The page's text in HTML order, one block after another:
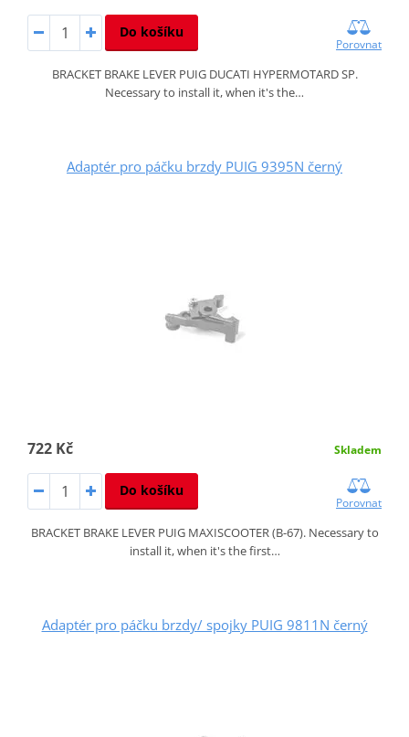
Do košíku
Porovnat
BRACKET BRAKE LEVER PUIG DUCATI HYPERMOTARD SP.
Necessary to install it, when it's the…
Adaptér pro páčku brzdy PUIG 9395N černý
722 Kč Skladem
Do košíku
Porovnat
BRACKET BRAKE LEVER PUIG MAXISCOOTER (B-67). Necessary to
install it, when it's the first…
Adaptér pro páčku brzdy/ spojky PUIG 9811N černý